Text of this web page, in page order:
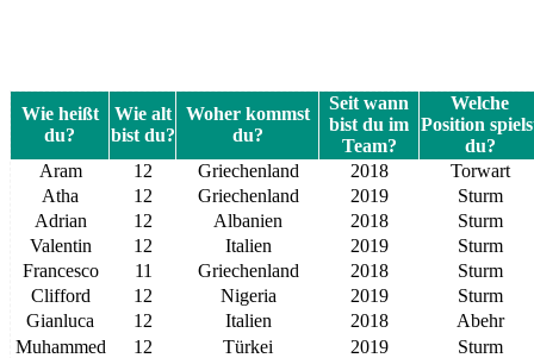
Wie heißt
du?
Wie alt
bist du?
Woher kommst
du?
Seit wann
bist du im
Team?
Welche
Position
du?
Aram
12 Griechenland 2018
Torwart
Atha
12 Griechenland 2019
Sturm
Adrian
12 Albanien 2018
Sturm
Valentin
12 Italien 2019
Sturm
Francesco
11 Griechenland 2018
Sturm
Clifford
12 Nigeria 2019
Sturm
Gianluca
12 Italien 2018
Abehr
Muhammed
12 Türkei 2019
Sturm